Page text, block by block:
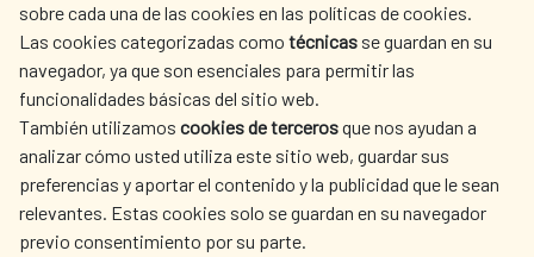
sobre cada una de las cookies en las políticas de cookies.
Las cookies categorizadas como técnicas se guardan en su
navegador, ya que son esenciales para permitir las
funcionalidades básicas del sitio web.
También utilizamos cookies de tercerosque nos ayudan a
analizar cómo usted utiliza este sitio web, guardar sus
preferencias y aportar el contenido y la publicidad que le sean
relevantes. Estas cookies solo se guardan en su navegador
previo consentimiento por su parte.
AECID
WHERE DO WE COOPERATE?
SPANISH HUMANITARIAN
ACTION
PRESS ROOM
CULTURE AND SCIENCE LIBRARY